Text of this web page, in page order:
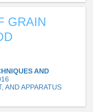
GRAIN
AND
AND APPARATUS